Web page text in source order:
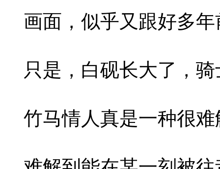
画面，似乎又跟好多年
只是，白砚长大了，骑
竹马情人真是一种很难